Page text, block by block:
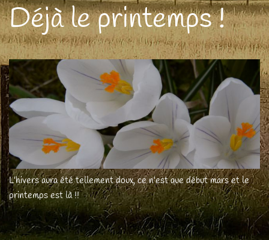
Déjà le printemps !
L'hivers aura été tellement doux, ce n'est que début mars et le
printemps est là !!